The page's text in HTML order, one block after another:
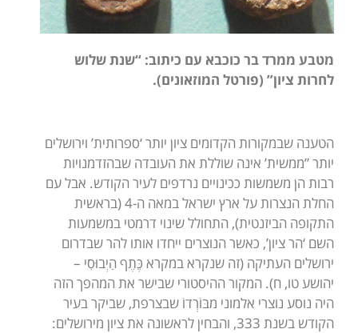
מטבע ממרד בר כוכבא עם כיתוב: “שנת שלוש
לחרות ציון” (פורטל המוזאונים).
הטענה שבמקורות הקדומים ציון יותר ‘ספרותית’ וירושלים
יותר ”ממשית’ אינה שוללת את העובדה שבהזדמנויות
רבות הן משמשות ככינויים נרדפים לעיר הקודש. אבל עם
החלת הנצרות על ארץ ישראל במאה ה-4 (בראשית
התקופה הביזנטית), התחולל שינוי דרמטי במשמעות
השם ‘הר ציון’, כאשר הנוצרים ייחדו אותו להר שבדרום
ירושלים העתיקה (זה שנקרא במקרא כֶּתֶף הַיְבוּסִי –
יהושע טו, ח). המקור ההיסטורי שבישר את המהפך הזה
היה נוסע נוצרי אלמוני מבּוֹרְדוֹ שבצרפת, שביקר בעיר
הקודש בשנת 333, והבחין לראשונה את ציון מירושלים: